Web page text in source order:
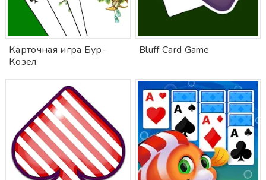
Карточная игра Бур-
Козел
Bluff Card Game